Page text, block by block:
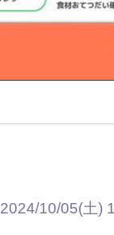
2024/10/05(土)